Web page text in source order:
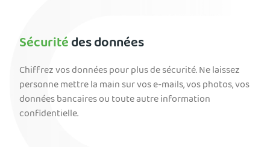
Sécuritédes données
Chiffrez vos données pour plus de sécurité. Ne laissez
personne mettre la main sur vos e-mails, vos photos, vos
données bancaires ou toute autre information
confidentielle.